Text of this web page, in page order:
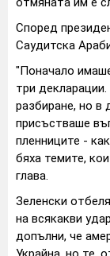
Според
Саудитска
"Поначало
три
разбиране, но в
присъстваше
пленниците -
бяха темите,
глава.
Зеленски
на всякакви
допълни, че